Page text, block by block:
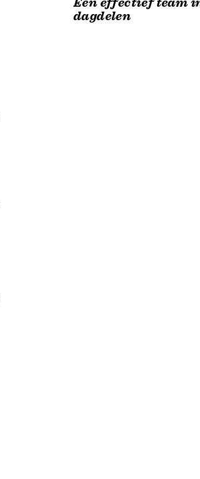
dagdelen